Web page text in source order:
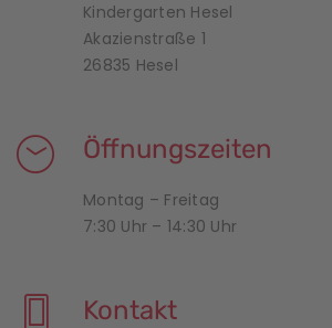
Kindergarten Hesel
Akazienstraße 1
26835 Hesel
Öffnungszeiten
Montag – Freitag
7:30 Uhr – 14:30 Uhr
Kontakt